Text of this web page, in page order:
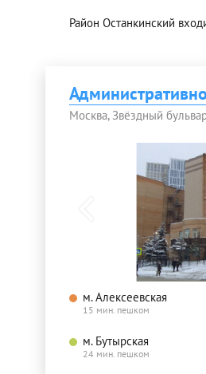
Район Останкинский
Москва, Звёздный
м. Алексеевская
15 мин. пешком
м. Бутырская
24 мин. пешком